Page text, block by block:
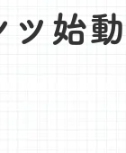
ツ始動